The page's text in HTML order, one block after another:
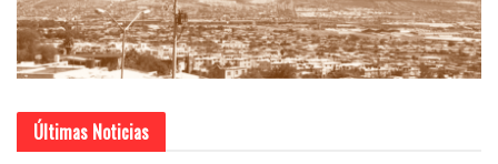
Últimas Noticias